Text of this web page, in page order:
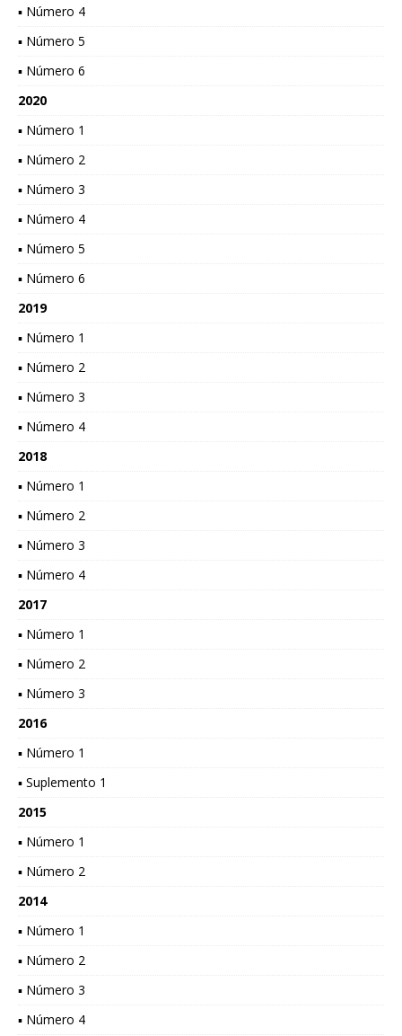
▪ Número 4
▪ Número 5
▪ Número 6
2020
▪ Número 1
▪ Número 2
▪ Número 3
▪ Número 4
▪ Número 5
▪ Número 6
2019
▪ Número 1
▪ Número 2
▪ Número 3
▪ Número 4
2018
▪ Número 1
▪ Número 2
▪ Número 3
▪ Número 4
2017
▪ Número 1
▪ Número 2
▪ Número 3
2016
▪ Número 1
▪ Suplemento 1
2015
▪ Número 1
▪ Número 2
2014
▪ Número 1
▪ Número 2
▪ Número 3
▪ Número 4